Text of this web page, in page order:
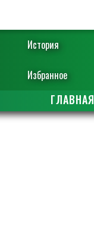
История
Избранное
ГЛАВНАЯ